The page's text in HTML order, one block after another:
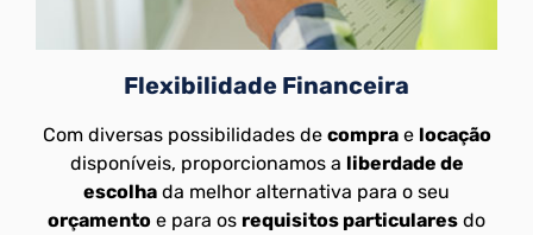
Flexibilidade Financeira
Com diversas possibilidades de comprae locação
disponíveis, proporcionamos a liberdade de
escolha da melhor alternativa para o seu
orçamento e para os requisitos particulares do